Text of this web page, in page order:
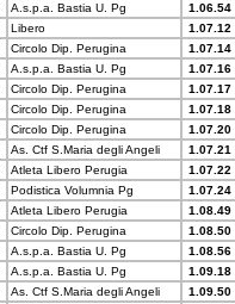
A.s.p.a. Bastia U. Pg
1.06.54
Libero
1.07.12
Circolo Dip. Perugina
1.07.14
A.s.p.a. Bastia U. Pg
1.07.16
Circolo Dip. Perugina
1.07.17
Circolo Dip. Perugina
1.07.18
Circolo Dip. Perugina
1.07.20
As. Ctf S.Maria degli Angeli
1.07.21
Atleta Libero Perugia
1.07.22
Podistica Volumnia Pg
1.07.24
Atleta Libero Perugia
1.08.49
Circolo Dip. Perugina
1.08.50
A.s.p.a. Bastia U. Pg
1.08.56
A.s.p.a. Bastia U. Pg
1.09.18
As. Ctf S.Maria degli Angeli
1.09.50